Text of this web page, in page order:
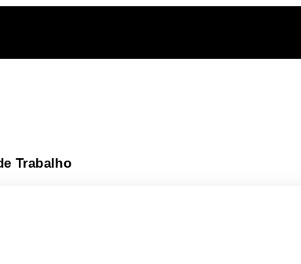
Trabalho